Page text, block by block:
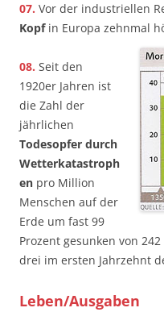
07. Vor der industriellen
Kopfin Europa zehnmal
08. Seit den
1920er­ Jahren ist
die Zahl der
jährlichen
Todesopfer durch
Wetterkatastroph
en pro Million
Menschen auf der
Erde um fast 99
Prozent gesunken­ von
drei im ersten Jahrzehnt
Leben/Ausgaben